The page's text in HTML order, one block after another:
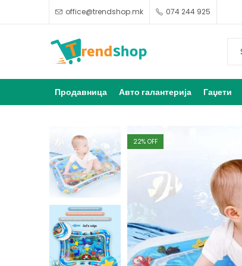
office@trendshop.mk 074 244 925
Продавница Авто галантерија Гаџети
22% OFF